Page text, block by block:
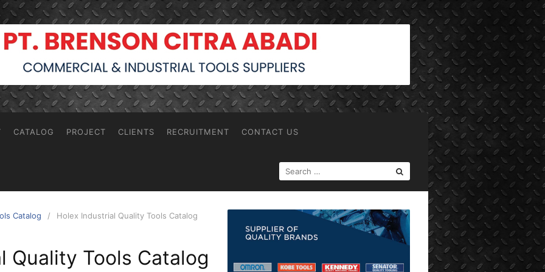
CATALOG PROJECT CLIENTS RECRUITMENT CONTACT US
SEARCH
FOR:
Catalog
Holex Industrial Quality Tools Catalog
Quality Tools Catalog